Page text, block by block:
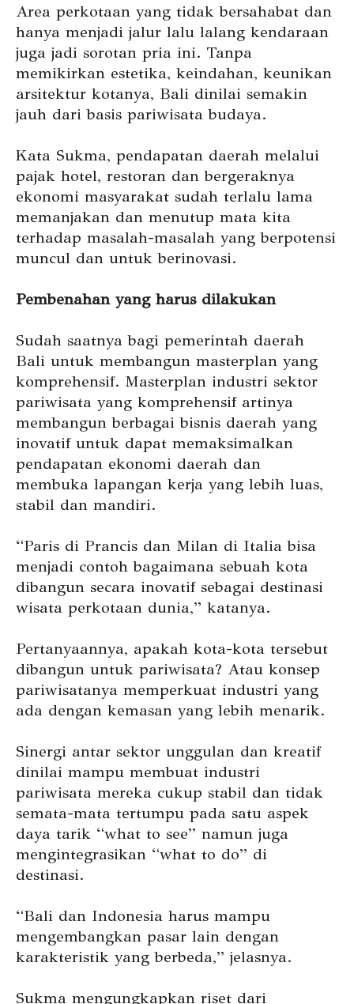
Area perkotaan yang tidak bersahabat dan
hanya menjadi jalur lalu lalang kendaraan
juga jadi sorotan pria ini. Tanpa
memikirkan estetika, keindahan, keunikan
arsitektur kotanya, Bali dinilai semakin
jauh dari basis pariwisata budaya.
Kata Sukma, pendapatan daerah melalui
pajak hotel, restoran dan bergeraknya
ekonomi masyarakat sudah terlalu lama
memanjakan dan menutup mata kita
terhadap masalah-masalah yang berpotensi
muncul dan untuk berinovasi.
Pembenahan yang harus dilakukan
Sudah saatnya bagi pemerintah daerah
Bali untuk membangun masterplan yang
komprehensif. Masterplan industri sektor
pariwisata yang komprehensif artinya
membangun berbagai bisnis daerah yang
inovatif untuk dapat memaksimalkan
pendapatan ekonomi daerah dan
membuka lapangan kerja yang lebih luas,
stabil dan mandiri.
“Paris di Prancis dan Milan di Italia bisa
menjadi contoh bagaimana sebuah kota
dibangun secara inovatif sebagai destinasi
wisata perkotaan dunia,” katanya.
Pertanyaannya, apakah kota-kota tersebut
dibangun untuk pariwisata? Atau konsep
pariwisatanya memperkuat industri yang
ada dengan kemasan yang lebih menarik.
Sinergi antar sektor unggulan dan kreatif
dinilai mampu membuat industri
pariwisata mereka cukup stabil dan tidak
semata-mata tertumpu pada satu aspek
daya tarik “what to see” namun juga
mengintegrasikan “what to do” di
destinasi.
“Bali dan Indonesia harus mampu
mengembangkan pasar lain dengan
karakteristik yang berbeda,” jelasnya.
Sukma mengungkapkan riset dari